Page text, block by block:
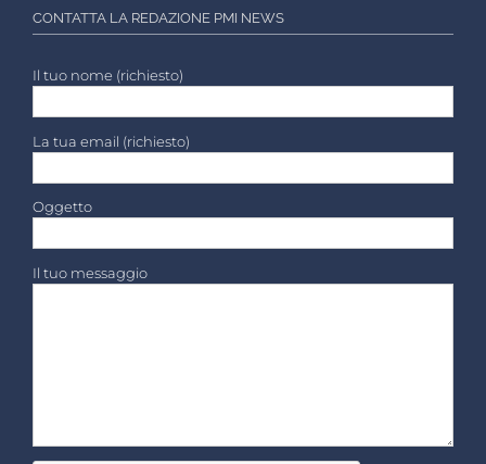
CONTATTA LA REDAZIONE PMI NEWS
Il tuo nome (richiesto)
La tua email (richiesto)
Oggetto
Il tuo messaggio